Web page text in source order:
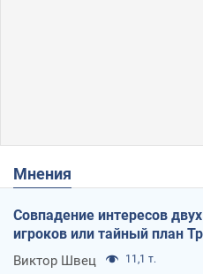
Мнения
Совпадение интересов
игроков или тайный план
Виктор Швец 11,1 т.